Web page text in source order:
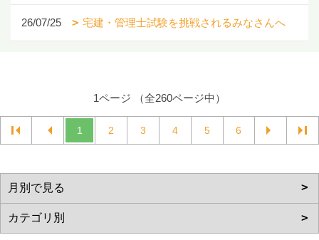
26/07/25 宅建・管理士試験を挑戦されるみなさんへ
1ページ （全260ページ中）
1 2 3 4 5 6